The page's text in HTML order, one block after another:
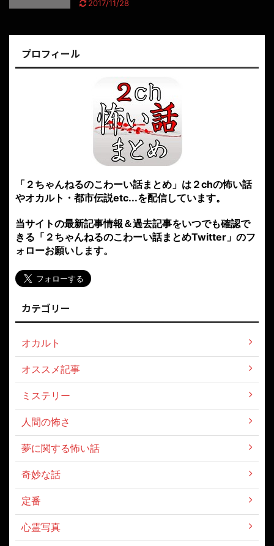
2017/11/28
プロフィール
「２ちゃんねるのこわーい話まとめ」は２chの怖い話
やオカルト・都市伝説etc...を配信しています。
当サイトの最新記事情報＆過去記事をいつでも確認で
きる「２ちゃんねるのこわーい話まとめTwitter」のフ
ォローお願いします。
カテゴリー
オカルト
オススメ記事
ミステリー
人間の怖さ
夢に関する怖い話
奇妙な話
定番
心霊写真